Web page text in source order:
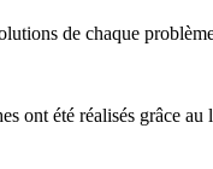
de chaque
ont été réalisés grâce au